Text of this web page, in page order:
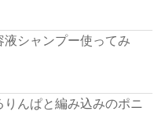
液シャンプー使ってみ
んぱと編み込みのポニ